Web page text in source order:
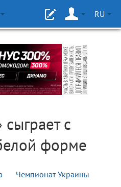
RU
с
форме
Чемпионат Украины